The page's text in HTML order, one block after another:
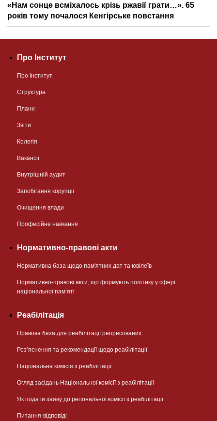
«Нам сонце всміхалось крізь ржавії грати…». 65
років тому почалося Кенгірське повстання
Про Інститут
Про Інститут
Структура
Плани
Звіти
Колегія
Вакансії
Внутрішній аудит
Запобігання корупції
Очищення влади
Професійне навчання
Нормативно-правові акти
Нормативна база щодо пам'ятних дат та ювілеїв
Нормативно-правові акти, що формують політику у сфері
національної памʼяті
Реабілітація
Правова база для реабілітації репресованих
Розʼяснення та рекомендації щодо реабілітації
Національна комісія з реабілітації
Огляд засідань Національної комісії з реабілітації
Як подати заяву до регіональної комісії з реабілітації
Питання-відповіді